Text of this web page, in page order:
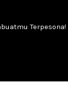
Terpesona!